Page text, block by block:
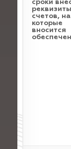
сроки
реквизиты
счетов, на
которые
вносится